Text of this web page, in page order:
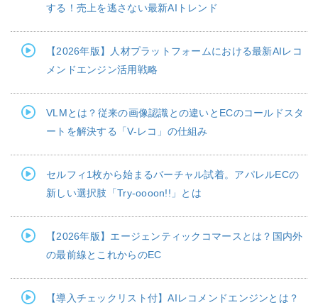
する！売上を逃さない最新AIトレンド
【2026年版】人材プラットフォームにおける最新AIレコ
メンドエンジン活用戦略
VLMとは？従来の画像認識との違いとECのコールドスタ
ートを解決する「V-レコ」の仕組み
セルフィ1枚から始まるバーチャル試着。アパレルECの
新しい選択肢「Try-oooon!!」とは
【2026年版】エージェンティックコマースとは？国内外
の最前線とこれからのEC
【導入チェックリスト付】AIレコメンドエンジンとは？